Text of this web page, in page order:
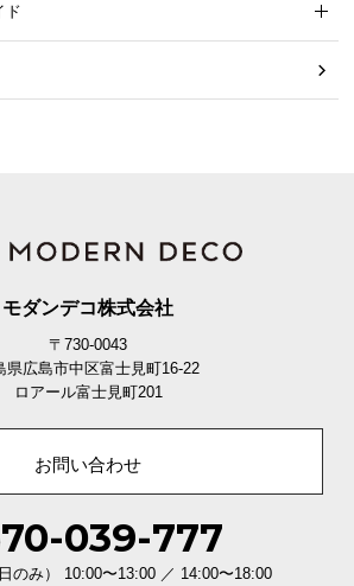
ド
モダンデコ株式会社
〒730-0043
県広島市中区富士見町16-22
ロアール富士見町201
お問い合わせ
039-777
のみ） 10:00〜13:00 ／ 14:00〜18:00